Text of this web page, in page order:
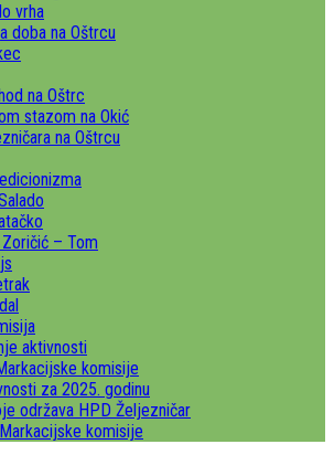
vrha
doba na Oštrcu
na Oštrc
stazom na Okić
na Oštrcu
– Tom
aktivnosti
komisije
za 2025. godinu
održava HPD Željezničar
komisije